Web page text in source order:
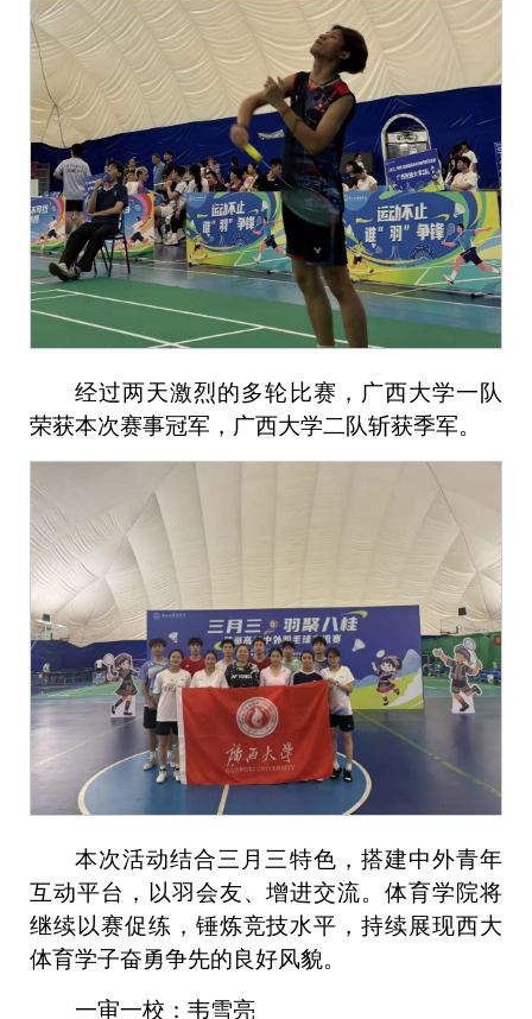
经过两天激烈的多轮比赛，广西大学一队
荣获本次赛事冠军，广西大学二队斩获季军。
本次活动结合三月三特色，搭建中外青年
互动平台，以羽会友、增进交流。体育学院将
继续以赛促练，锤炼竞技水平，持续展现西大
体育学子奋勇争先的良好风貌。
一审一校：韦雪亮